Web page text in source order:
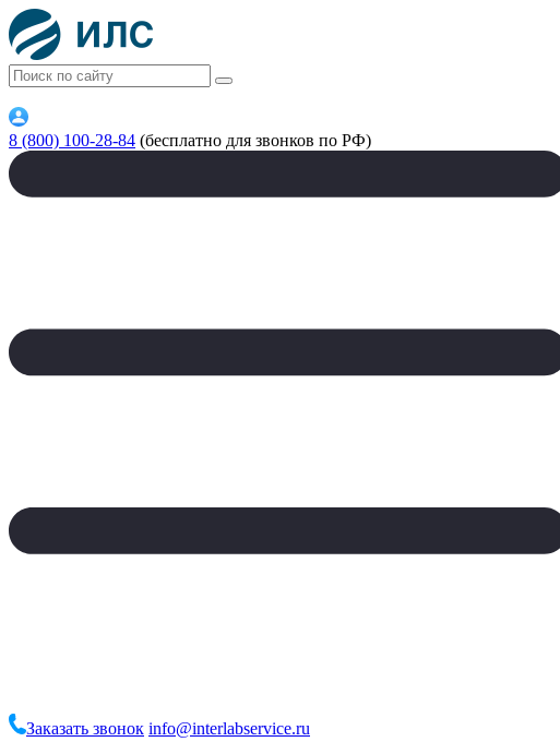
8 (800) 100-28-84 (бесплатно для звонков по РФ)
Заказать звонок info@interlabservice.ru